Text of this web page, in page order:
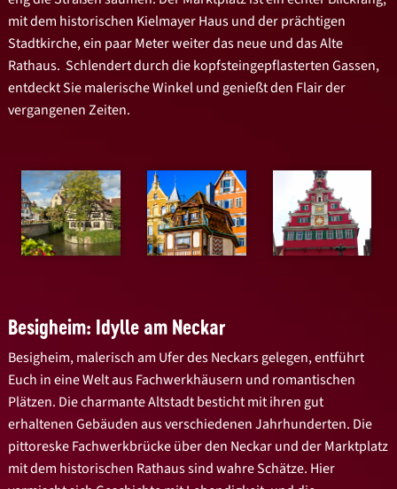
mit dem historischen Kielmayer Haus und der prächtigen
Stadtkirche, ein paar Meter weiter das neue und das Alte
Rathaus. Schlendert durch die kopfsteingepflasterten Gassen,
entdeckt Sie malerische Winkel und genießt den Flair der
vergangenen Zeiten.
Besigheim: Idylle am Neckar
Besigheim, malerisch am Ufer des Neckars gelegen, entführt
Euch in eine Welt aus Fachwerkhäusern und romantischen
Plätzen. Die charmante Altstadt besticht mit ihren gut
erhaltenen Gebäuden aus verschiedenen Jahrhunderten. Die
pittoreske Fachwerkbrücke über den Neckar und der Marktplatz
mit dem historischen Rathaus sind wahre Schätze. Hier